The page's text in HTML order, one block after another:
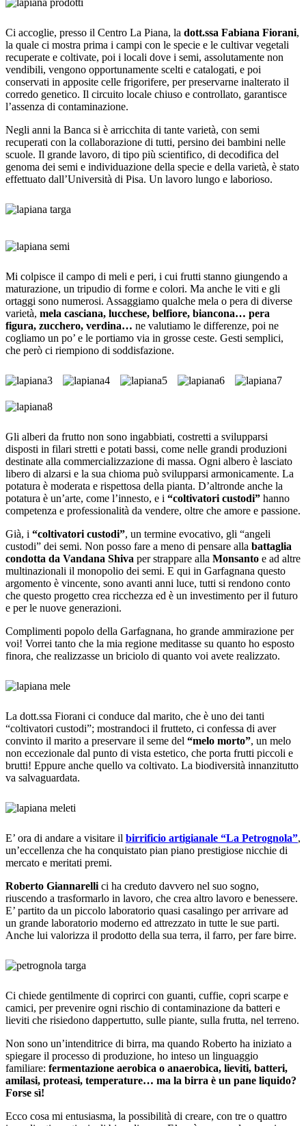
Ci accoglie, presso il Centro La Piana, la dott.ssa Fabiana Fiorani,
la quale ci mostra prima i campi con le specie e le cultivar vegetali
recuperate e coltivate, poi i locali dove i semi, assolutamente non
vendibili, vengono opportunamente scelti e catalogati, e poi
conservati in apposite celle frigorifere, per preservarne inalterato il
corredo genetico. Il circuito locale chiuso e controllato, garantisce
l’assenza di contaminazione.
Negli anni la Banca si è arricchita di tante varietà, con semi
recuperati con la collaborazione di tutti, persino dei bambini nelle
scuole. Il grande lavoro, di tipo più scientifico, di decodifica del
genoma dei semi e individuazione della specie e della varietà, è stato
effettuato dall’Università di Pisa. Un lavoro lungo e laborioso.
Mi colpisce il campo di meli e peri, i cui frutti stanno giungendo a
maturazione, un tripudio di forme e colori. Ma anche le viti e gli
ortaggi sono numerosi. Assaggiamo qualche mela o pera di diverse
varietà, mela casciana, lucchese, belfiore, biancona… pera
figura, zucchero, verdina… ne valutiamo le differenze, poi ne
cogliamo un po’ e le portiamo via in grosse ceste. Gesti semplici,
che però ci riempiono di soddisfazione.
Gli alberi da frutto non sono ingabbiati, costretti a svilupparsi
disposti in filari stretti e potati bassi, come nelle grandi produzioni
destinate alla commercializzazione di massa. Ogni albero è lasciato
libero di alzarsi e la sua chioma può svilupparsi armonicamente. La
potatura è moderata e rispettosa della pianta. D’altronde anche la
potatura è un’arte, come l’innesto, e i “coltivatori custodi” hanno
competenza e professionalità da vendere, oltre che amore e passione.
Già, i “coltivatori custodi”, un termine evocativo, gli “angeli
custodi” dei semi. Non posso fare a meno di pensare alla battaglia
condotta da Vandana Shiva per strappare alla Monsanto e ad altre
multinazionali il monopolio dei semi. E qui in Garfagnana questo
argomento è vincente, sono avanti anni luce, tutti si rendono conto
che questo progetto crea ricchezza ed è un investimento per il futuro
e per le nuove generazioni.
Complimenti popolo della Garfagnana, ho grande ammirazione per
voi! Vorrei tanto che la mia regione meditasse su quanto ho esposto
finora, che realizzasse un briciolo di quanto voi avete realizzato.
La dott.ssa Fiorani ci conduce dal marito, che è uno dei tanti
“coltivatori custodi”; mostrandoci il frutteto, ci confessa di aver
convinto il marito a preservare il seme del “melo morto”, un melo
non eccezionale dal punto di vista estetico, che porta frutti piccoli e
brutti! Eppure anche quello va coltivato. La biodiversità innanzitutto
va salvaguardata.
E’ ora di andare a visitare il birrificio artigianale “La Petrognola”,
un’eccellenza che ha conquistato pian piano prestigiose nicchie di
mercato e meritati premi.
Roberto Giannarelli ci ha creduto davvero nel suo sogno,
riuscendo a trasformarlo in lavoro, che crea altro lavoro e benessere.
E’ partito da un piccolo laboratorio quasi casalingo per arrivare ad
un grande laboratorio moderno ed attrezzato in tutte le sue parti.
Anche lui valorizza il prodotto della sua terra, il farro, per fare birre.
Ci chiede gentilmente di coprirci con guanti, cuffie, copri scarpe e
camici, per prevenire ogni rischio di contaminazione da batteri e
lieviti che risiedono dappertutto, sulle piante, sulla frutta, nel terreno.
Non sono un’intenditrice di birra, ma quando Roberto ha iniziato a
spiegare il processo di produzione, ho inteso un linguaggio
familiare: fermentazione aerobica o anaerobica, lieviti, batteri,
amilasi, proteasi, temperature… ma la birra è un pane liquido?
Forse sì!
Ecco cosa mi entusiasma, la possibilità di creare, con tre o quattro